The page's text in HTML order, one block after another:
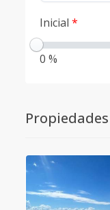
Inicial *
0 %